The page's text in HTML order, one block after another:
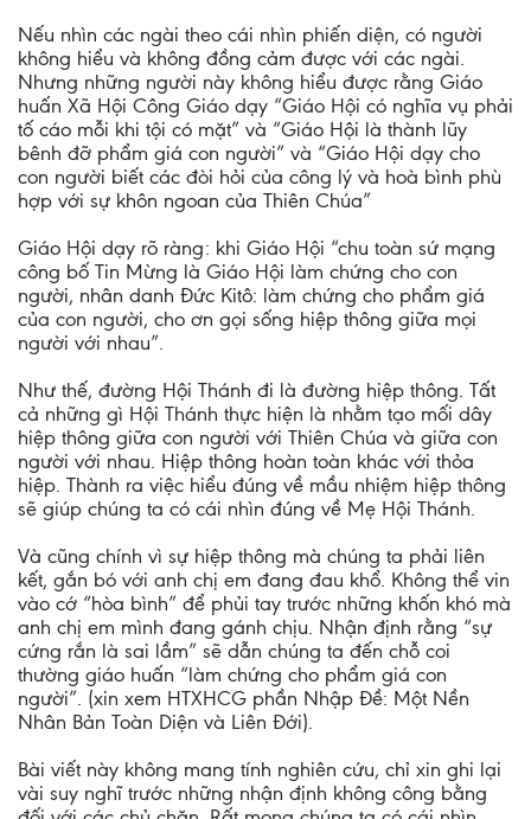
Nếu nhìn các ngài theo cái nhìn phiến diện, có người
không hiểu và không đồng cảm được với các ngài.
Nhưng những người này không hiểu được rằng Giáo
huấn Xã Hội Công Giáo dạy “Giáo Hội có nghĩa vụ phải
tố cáo mỗi khi tội có mặt” và “Giáo Hội là thành lũy
bênh đỡ phẩm giá con người” và “Giáo Hội dạy cho
con người biết các đòi hỏi của công lý và hoà bình phù
hợp với sự khôn ngoan của Thiên Chúa”
Giáo Hội dạy rõ ràng: khi Giáo Hội “chu toàn sứ mạng
công bố Tin Mừng là Giáo Hội làm chứng cho con
người, nhân danh Đức Kitô: làm chứng cho phẩm giá
của con người, cho ơn gọi sống hiệp thông giữa mọi
người với nhau”.
Như thế, đường Hội Thánh đi là đường hiệp thông. Tất
cả những gì Hội Thánh thực hiện là nhằm tạo mối dây
hiệp thông giữa con người với Thiên Chúa và giữa con
người với nhau. Hiệp thông hoàn toàn khác với thỏa
hiệp. Thành ra việc hiểu đúng về mầu nhiệm hiệp thông
sẽ giúp chúng ta có cái nhìn đúng về Mẹ Hội Thánh.
Và cũng chính vì sự hiệp thông mà chúng ta phải liên
kết, gắn bó với anh chị em đang đau khổ. Không thể vin
vào cớ “hòa bình” để phủi tay trước những khốn khó mà
anh chị em mình đang gánh chịu. Nhận định rằng “sự
cứng rắn là sai lầm” sẽ dẫn chúng ta đến chỗ coi
thường giáo huấn “làm chứng cho phẩm giá con
người”. (xin xem HTXHCG phần Nhập Đề: Một Nền
Nhân Bản Toàn Diện và Liên Đới).
Bài viết này không mang tính nghiên cứu, chỉ xin ghi lại
vài suy nghĩ trước những nhận định không công bằng